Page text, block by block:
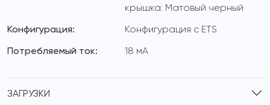
крышка: Матовый черный
Конфигурация:
Конфигурация с ETS
Потребляемый ток:
18 мА
ЗАГРУЗКИ